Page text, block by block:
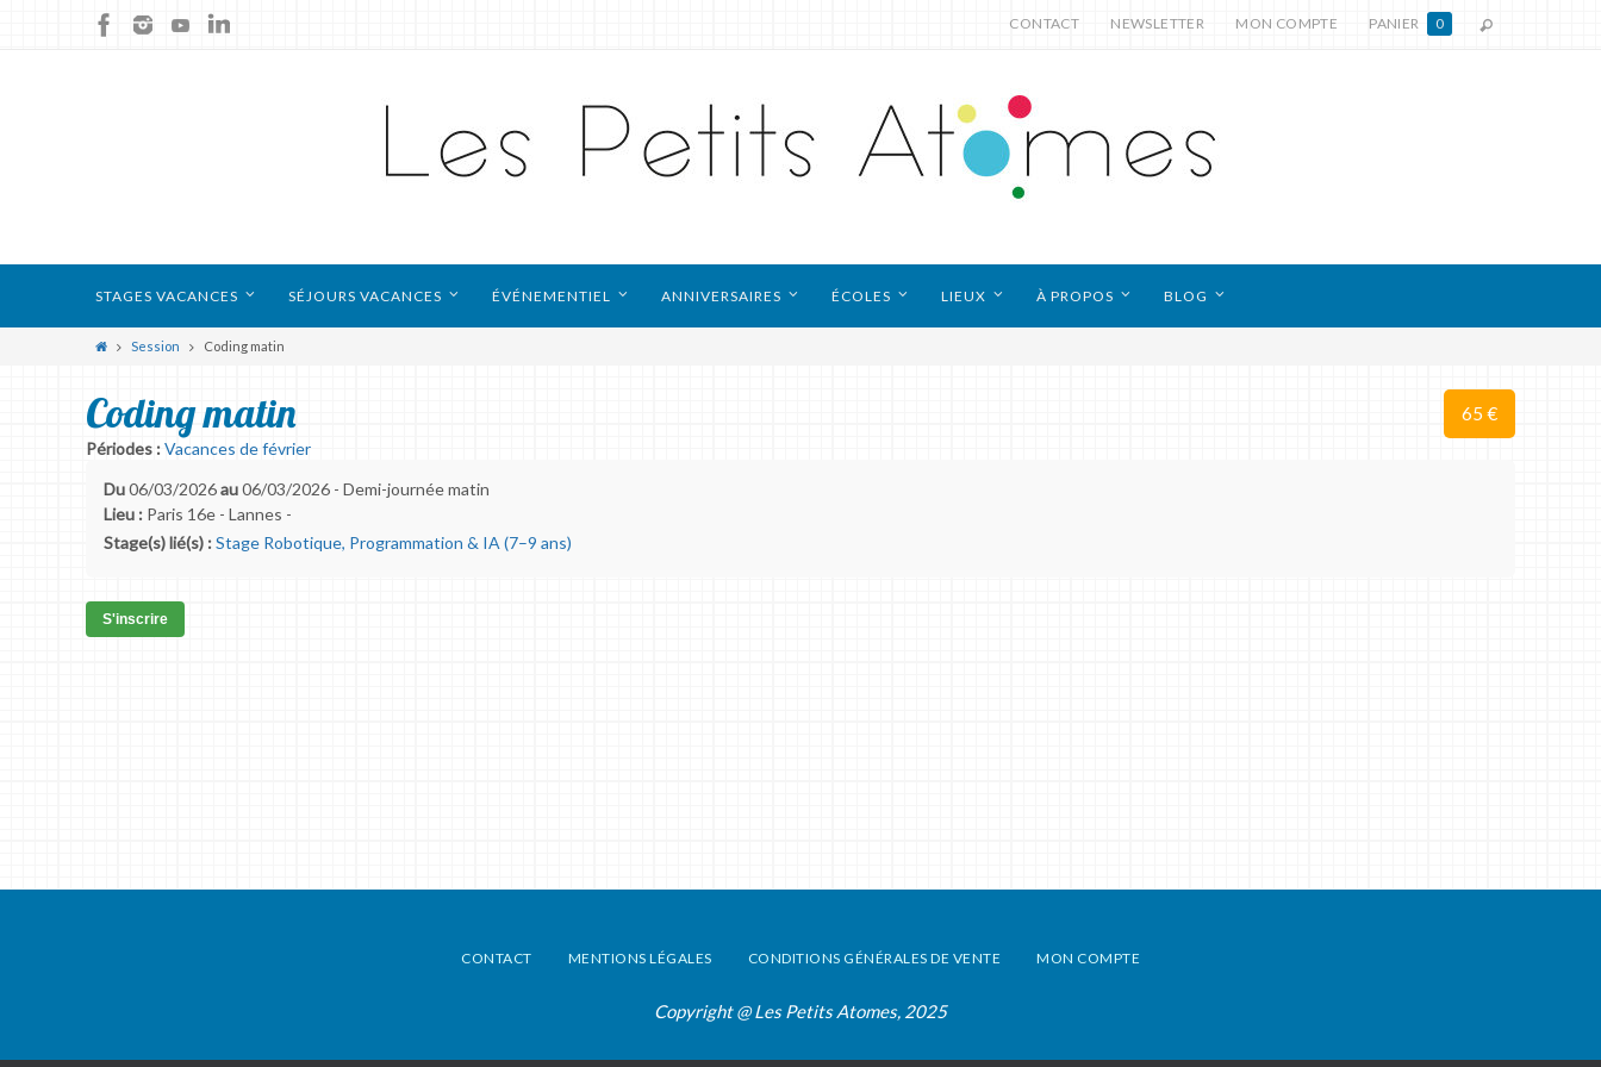
CONTACT NEWSLETTER MON COMPTE PANIER 0
STAGES VACANCES SÉJOURS VACANCES ÉVÉNEMENTIEL ANNIVERSAIRES ÉCOLES LIEUX À PROPOS BLOG
Session Coding matin
65 €
Coding matin
Périodes :Vacances de février
Du06/03/2026au06/03/2026 - Demi-journée matin
Lieu : Paris 16e - Lannes -
Stage(s) lié(s) :Stage Robotique, Programmation & IA (7–9 ans)
S'inscrire
CONTACT MENTIONS LÉGALES CONDITIONS GÉNÉRALES DE VENTE MON COMPTE
Copyright @ Les Petits Atomes, 2025